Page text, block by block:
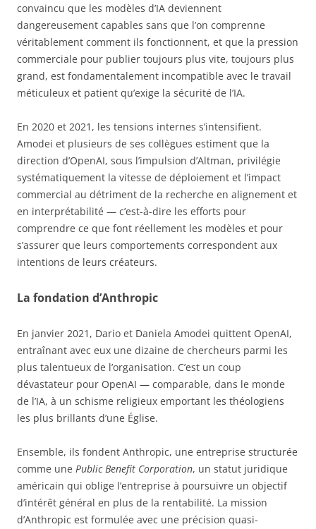
convaincu que les modèles d’IA deviennent
dangereusement capables sans que l’on comprenne
véritablement comment ils fonctionnent, et que la pression
commerciale pour publier toujours plus vite, toujours plus
grand, est fondamentalement incompatible avec le travail
méticuleux et patient qu’exige la sécurité de l’IA.
En 2020 et 2021, les tensions internes s’intensifient.
Amodei et plusieurs de ses collègues estiment que la
direction d’OpenAI, sous l’impulsion d’Altman, privilégie
systématiquement la vitesse de déploiement et l’impact
commercial au détriment de la recherche en alignement et
en interprétabilité — c’est-à-dire les efforts pour
comprendre ce que font réellement les modèles et pour
s’assurer que leurs comportements correspondent aux
intentions de leurs créateurs.
La fondation d’Anthropic
En janvier 2021, Dario et Daniela Amodei quittent OpenAI,
entraînant avec eux une dizaine de chercheurs parmi les
plus talentueux de l’organisation. C’est un coup
dévastateur pour OpenAI — comparable, dans le monde
de l’IA, à un schisme religieux emportant les théologiens
les plus brillants d’une Église.
Ensemble, ils fondent Anthropic, une entreprise structurée
comme une Public Benefit Corporation, un statut juridique
américain qui oblige l’entreprise à poursuivre un objectif
d’intérêt général en plus de la rentabilité. La mission
d’Anthropic est formulée avec une précision quasi-